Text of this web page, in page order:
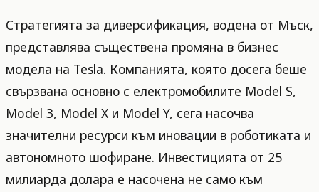
Стратегията за диверсификация, водена от Мъск,
представлява съществена промяна в бизнес
модела на Tesla. Компанията, която досега беше
свързвана основно с електромобилите Model S,
Model 3, Model X и Model Y, сега насочва
значителни ресурси към иновации в роботиката и
автономното шофиране. Инвестицията от 25
милиарда долара е насочена не само към